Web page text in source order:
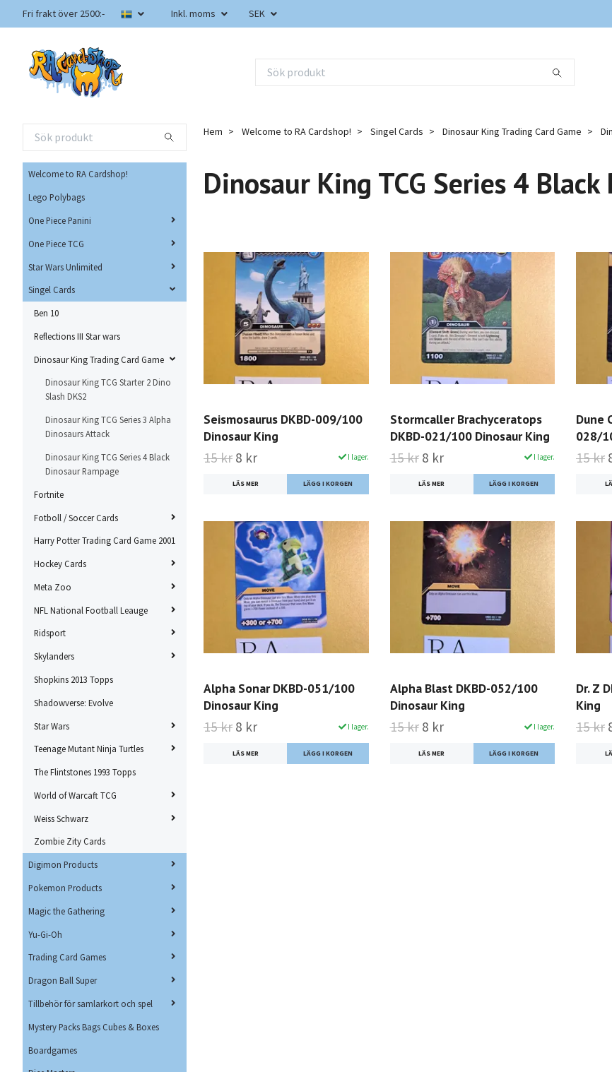
Fri frakt över 2500:- Inkl. moms SEK
Welcome to RA Cardshop!
Lego Polybags
One Piece Panini
One Piece TCG
Star Wars Unlimited
Singel Cards
Ben 10
Reflections III Star wars
Dinosaur King Trading Card Game
Dinosaur King TCG Starter 2 Dino
Slash DKS2
Dinosaur King TCG Series 3 Alpha
Dinosaurs Attack
Dinosaur King TCG Series 4 Black
Dinosaur Rampage
Fortnite
Fotboll / Soccer Cards
Harry Potter Trading Card Game 2001
Hockey Cards
Meta Zoo
NFL National Football Leauge
Ridsport
Skylanders
Shopkins 2013 Topps
Shadowverse: Evolve
Star Wars
Teenage Mutant Ninja Turtles
The Flintstones 1993 Topps
World of Warcaft TCG
Weiss Schwarz
Zombie Zity Cards
Digimon Products
Pokemon Products
Magic the Gathering
Yu-Gi-Oh
Trading Card Games
Dragon Ball Super
Tillbehör för samlarkort och spel
Mystery Packs Bags Cubes & Boxes
Boardgames
Hem Welcome to RA Cardshop! Singel Cards Dinosaur King Trading Card Game
Dinosaur King TCG Series 4
Seismosaurus DKBD-009/100
Dinosaur King
15 kr 8 kr I lager.
LÄS MER
Stormcaller Brachyceratops
DKBD-021/100 Dinosaur King
15 kr 8 kr I lager.
LÄS MER
Dune
028/
15 kr
Alpha Sonar DKBD-051/100
Dinosaur King
15 kr 8 kr I lager.
LÄS MER
Alpha Blast DKBD-052/100
Dinosaur King
15 kr 8 kr I lager.
LÄS MER
Dr. Z
King
15 kr